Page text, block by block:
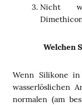
Nicht
Welchen
Wenn Silikone
wasserlöslichen
normalen (am